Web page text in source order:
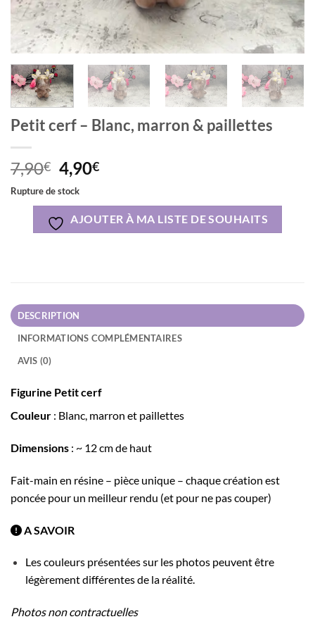
Petit cerf – Blanc, marron & paillettes
7,90€ Le
prix
initial
était :
7,90€.
4,90€Le
actuel
est :
4,90€.
Rupture de stock
AJOUTER À MA LISTE DE SOUHAITS
DESCRIPTION
INFORMATIONS COMPLÉMENTAIRES
AVIS (0)
Figurine Petit cerf
Couleur : Blanc, marron et paillettes
Dimensions : ~ 12 cm de haut
Fait-main en résine – pièce unique – chaque création est
poncée pour un meilleur rendu (et pour ne pas couper)
A SAVOIR
Les couleurs présentées sur les photos peuvent être
légèrement différentes de la réalité.
Photos non contractuelles